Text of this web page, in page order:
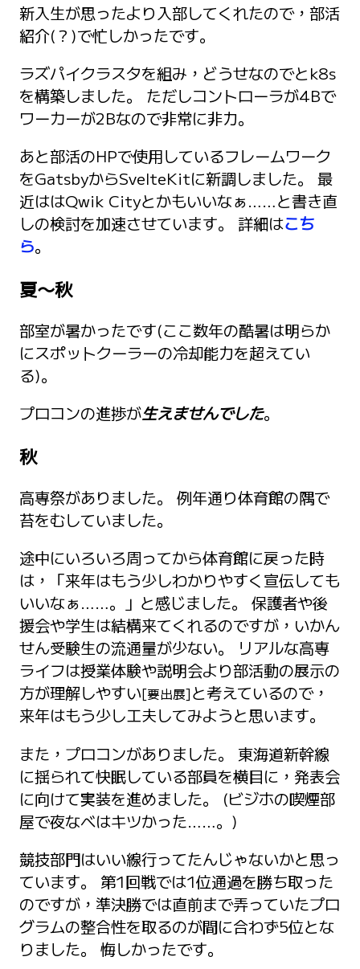
新入生が思ったより入部してくれたので，部活
紹介(？)で忙しかったです。
ラズパイクラスタを組み，どうせなのでとk8s
を構築しました。 ただしコントローラが4Bで
ワーカーが2Bなので非常に非力。
あと部活のHPで使用しているフレームワーク
をGatsbyからSvelteKitに新調しました。 最
近ははQwik Cityとかもいいなぁ……と書き直
しの検討を加速させています。 詳細はこち
ら。
夏〜秋
部室が暑かったです(ここ数年の酷暑は明らか
にスポットクーラーの冷却能力を超えてい
る)。
プロコンの進捗が生えませんでした。
秋
高専祭がありました。 例年通り体育館の隅で
苔をむしていました。
途中にいろいろ周ってから体育館に戻った時
は，「来年はもう少しわかりやすく宣伝しても
いいなぁ……。」と感じました。 保護者や後
援会や学生は結構来てくれるのですが，いかん
せん受験生の流通量が少ない。 リアルな高専
ライフは授業体験や説明会より部活動の展示の
方が理解しやすい[要出展]と考えているので，
来年はもう少し工夫してみようと思います。
また，プロコンがありました。 東海道新幹線
に揺られて快眠している部員を横目に，発表会
に向けて実装を進めました。 (ビジホの喫煙部
屋で夜なべはキツかった……。)
競技部門はいい線行ってたんじゃないかと思っ
ています。 第1回戦では1位通過を勝ち取った
のですが，準決勝では直前まで弄っていたプロ
グラムの整合性を取るのが間に合わず5位とな
りました。 悔しかったです。